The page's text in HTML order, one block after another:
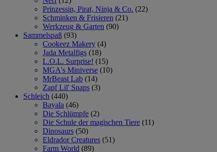
Prinzessin, Pirat, Ninja & Co. (22)
Schminken & Frisieren (21)
Werkzeug & Garten (90)
Sammelspaß (93)
Cookeez Makery (4)
Jada Metalfigs (18)
L.O.L. Surprise! (15)
MGA's Miniverse (10)
MrBeast Lab (14)
Zapf Lil' Snaps (3)
Schleich (440)
Bayala (46)
Die Schlümpfe (2)
Die Schule der magischen Tiere (11)
Dinosaurs (50)
Eldrador Creatures (51)
Farm World (89)